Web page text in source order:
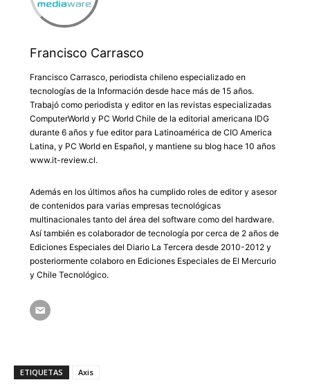
Francisco Carrasco
Francisco Carrasco, periodista chileno especializado en
tecnologías de la Información desde hace más de 15 años.
Trabajó como periodista y editor en las revistas especializadas
ComputerWorld y PC World Chile de la editorial americana IDG
durante 6 años y fue editor para Latinoamérica de CIO America
Latina, y PC World en Español, y mantiene su blog hace 10 años
www.it-review.cl.
Además en los últimos años ha cumplido roles de editor y asesor
de contenidos para varias empresas tecnológicas
multinacionales tanto del área del software como del hardware.
Así también es colaborador de tecnología por cerca de 2 años de
Ediciones Especiales del Diario La Tercera desde 2010-2012 y
posteriormente colaboro en Ediciones Especiales de El Mercurio
y Chile Tecnológico.
ETIQUETAS Axis